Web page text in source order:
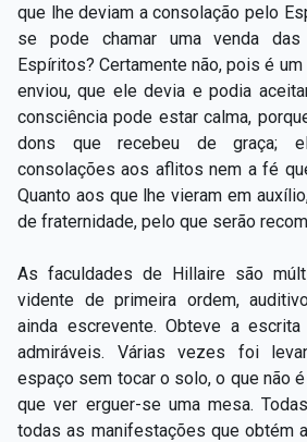
que lhe deviam a consolação pelo
se pode chamar uma venda das
Espíritos? Certamente não, pois é
enviou, que ele devia e podia
consciência pode estar calma,
dons que recebeu de graça;
consolações aos aflitos nem a fé
Quanto aos que lhe vieram em
de fraternidade, pelo que serão
As faculdades de Hillaire são
vidente de primeira ordem,
ainda escrevente. Obteve a
admiráveis. Várias vezes foi
espaço sem tocar o solo, o que não
que ver erguer-se uma mesa.
todas as manifestações que obtém